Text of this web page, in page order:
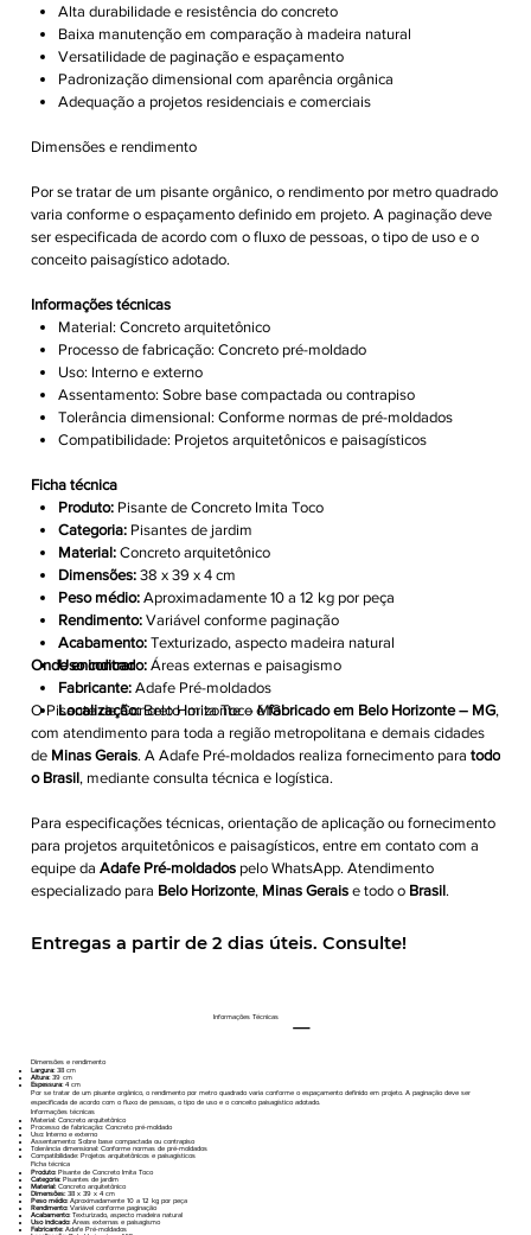
Alta durabilidade e resistência do concreto
Baixa manutenção em comparação à madeira natural
Versatilidade de paginação e espaçamento
Padronização dimensional com aparência orgânica
Adequação a projetos residenciais e comerciais
Dimensões e rendimento
Por se tratar de um pisante orgânico, o rendimento por metro quadrado
varia conforme o espaçamento definido em projeto. A paginação deve
ser especificada de acordo com o fluxo de pessoas, o tipo de uso e o
conceito paisagístico adotado.
Informações técnicas
Material: Concreto arquitetônico
Processo de fabricação: Concreto pré-moldado
Uso: Interno e externo
Assentamento: Sobre base compactada ou contrapiso
Tolerância dimensional: Conforme normas de pré-moldados
Compatibilidade: Projetos arquitetônicos e paisagísticos
Ficha técnica
Produto: Pisante de Concreto Imita Toco
Categoria: Pisantes de jardim
Material: Concreto arquitetônico
Dimensões: 38 x 39 x 4 cm
Peso médio: Aproximadamente 10 a 12 kg por peça
Rendimento: Variável conforme paginação
Acabamento: Texturizado, aspecto madeira natural
Uso indicado: Áreas externas e paisagismo
Fabricante: Adafe Pré-moldados
Localização:Belo Horizonte – MG
Onde encontrar
O Pisante de Concreto Imita Toco éfabricado em Belo Horizonte – MG,
com atendimento para toda a região metropolitana e demais cidades
de Minas Gerais. A Adafe Pré-moldados realiza fornecimento para todo
o Brasil, mediante consulta técnica e logística.
Para especificações técnicas, orientação de aplicação ou fornecimento
para projetos arquitetônicos e paisagísticos, entre em contato com a
equipe da Adafe Pré-moldados pelo WhatsApp. Atendimento
especializado para Belo Horizonte, Minas Gerais e todo o Brasil.
Entregas a partir de 2 dias úteis. Consulte!
Informações Técnicas
Dimensões e rendimento
Largura:38 cm
Altura:39 cm
Espessura:4 cm
Por se tratar de um pisante orgânico, o rendimento por metro quadrado varia conforme o espaçamento definido em projeto. A paginação deve ser
especificada de acordo com o fluxo de pessoas, o tipo de uso e o conceito paisagístico adotado.
Informações técnicas
Material: Concreto arquitetônico
Processo de fabricação: Concreto pré-moldado
Uso: Interno e externo
Assentamento: Sobre base compactada ou contrapiso
Tolerância dimensional: Conforme normas de pré-moldados
Compatibilidade: Projetos arquitetônicos e paisagísticos
Ficha técnica
Produto:Pisante de Concreto Imita Toco
Categoria:Pisantes de jardim
Material:Concreto arquitetônico
Dimensões:38 x 39 x 4 cm
Peso médio:Aproximadamente 10 a 12 kg por peça
Rendimento:Variável conforme paginação
Acabamento:Texturizado, aspecto madeira natural
Uso indicado:Áreas externas e paisagismo
Fabricante:Adafe Pré-moldados